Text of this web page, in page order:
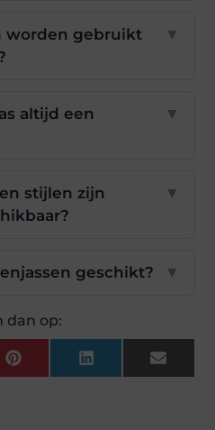
worden gebruikt
▼
altijd een
▼
stijlen zijn
▼
geschikt? ▼
dan op:
PinterestLinkedInEmail